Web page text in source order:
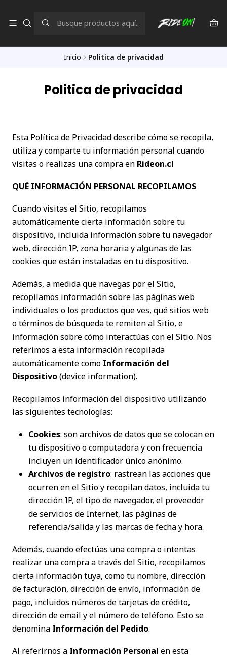
Inicio Politica de privacidad
Politica de privacidad
Esta Política de Privacidad describe cómo se recopila,
utiliza y comparte tu información personal cuando
visitas o realizas una compra en Rideon.cl
QUÉ INFORMACIÓN PERSONAL RECOPILAMOS
Cuando visitas el Sitio, recopilamos
automáticamente cierta información sobre tu
dispositivo, incluida información sobre tu navegador
web, dirección IP, zona horaria y algunas de las
cookies que están instaladas en tu dispositivo.
Además, a medida que navegas por el Sitio,
recopilamos información sobre las páginas web
individuales o los productos que ves, qué sitios web
o términos de búsqueda te remiten al Sitio, e
información sobre cómo interactúas con el Sitio. Nos
referimos a esta información recopilada
automáticamente como Información del
Dispositivo(device information).
Recopilamos información del dispositivo utilizando
las siguientes tecnologías:
Cookies: son archivos de datos que se colocan en
tu dispositivo o computadora y con frecuencia
incluyen un identificador único anónimo.
Archivos de registro: rastrean las acciones que
ocurren en el Sitio y recopilan datos, incluida tu
dirección IP, el tipo de navegador, el proveedor
de servicios de Internet, las páginas de
referencia/salida y las marcas de fecha y hora.
Además, cuando efectúas una compra o intentas
realizar una compra a través del Sitio, recopilamos
cierta información tuya, como tu nombre, dirección
de facturación, dirección de envío, información de
pago, incluidos números de tarjetas de crédito,
dirección de email y el número de teléfono. Esto se
denomina Información del Pedido.
Al referirnos a Información Personal en esta